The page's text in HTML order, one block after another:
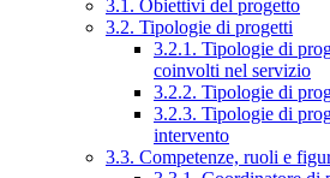
3.1. Obiettivi del progetto
3.2. Tipologie di progetti
3.2.1. Tipologie di
coinvolti nel servizio
3.2.2. Tipologie di
3.2.3. Tipologie di
intervento
3.3. Competenze, ruoli e